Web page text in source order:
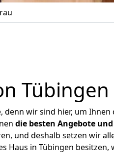
wir sind hier, um Ihnen
die besten Angebote und
und deshalb setzen wir
Haus in Tübingen